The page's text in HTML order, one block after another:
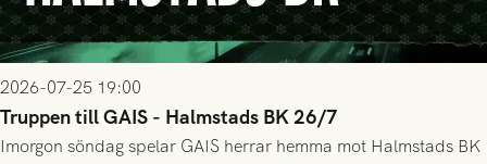
2026-07-25 19:00
Truppen till GAIS - Halmstads BK 26/7
Imorgon söndag spelar GAIS herrar hemma mot Halmstads BK